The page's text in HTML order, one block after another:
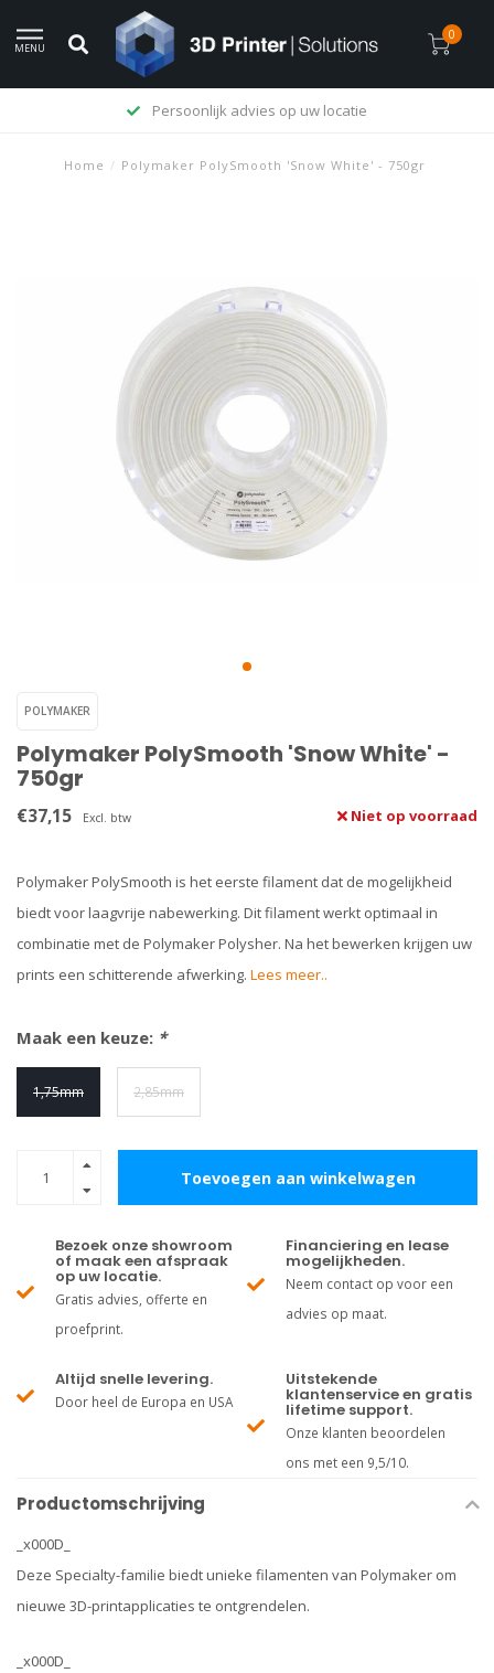
MENU
0
Persoonlijk advies op uw locatie
Home / Polymaker PolySmooth 'Snow White' - 750gr
POLYMAKER
Polymaker PolySmooth 'Snow White' -
750gr
€37,15 Excl. btw Niet op voorraad
Polymaker PolySmooth is het eerste filament dat de mogelijkheid
biedt voor laagvrije nabewerking. Dit filament werkt optimaal in
combinatie met de Polymaker Polysher. Na het bewerken krijgen uw
prints een schitterende afwerking. Lees meer..
Maak een keuze: *
1,75mm 2,85mm
Toevoegen aan winkelwagen
Bezoek onze showroom
of maak een afspraak
op uw locatie.
Gratis advies, offerte en
proefprint.
Financiering en lease
mogelijkheden.
Neem contact op voor een
advies op maat.
Altijd snelle levering.
Door heel de Europa en USA
Uitstekende
klantenservice en gratis
lifetime support.
Onze klanten beoordelen
ons met een 9,5/10.
Productomschrijving
_x000D_
Deze Specialty-familie biedt unieke filamenten van Polymaker om
nieuwe 3D-printapplicaties te ontgrendelen.
_x000D_